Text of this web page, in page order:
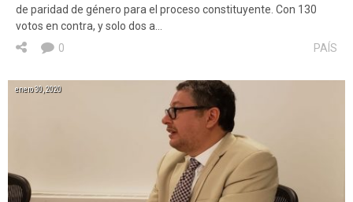
de paridad de género para el proceso constituyente. Con 130
votos en contra, y solo dos a…
PAÍS
0
enero 30, 2020